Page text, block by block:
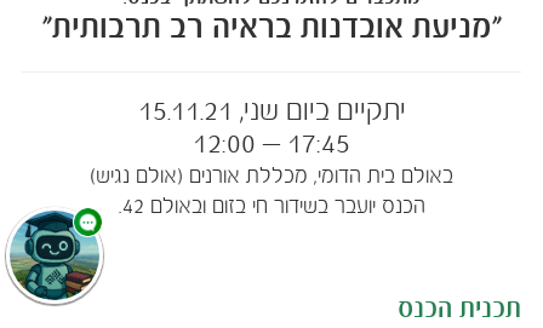
"מניעת אובדנות בראיה רב תרבותית"
​יתקיים ביום שני, 15.11.21
17:45 – 12:00
באולם בית הדומי, מכללת אורנים (אולם נגיש)
הכנס יועבר בשידור חי בזום ובאולם 42.
תכנית הכנס